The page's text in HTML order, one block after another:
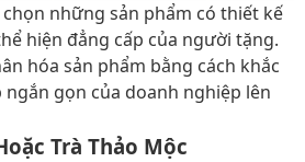
chọn những sản phẩm có thiết kế
hiện đẳng cấp của người tặng.
hóa sản phẩm bằng cách khắc
gọn của doanh nghiệp lên
Trà Thảo Mộc